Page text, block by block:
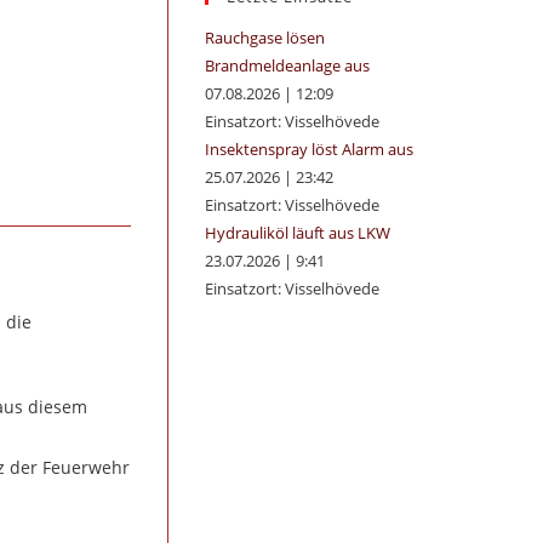
die
diesem
der Feuerwehr
Rauchgase lösen
Brandmeldeanlage aus
07.08.2026| 12:09
Einsatzort: Visselhövede
Insektenspray löst Alarm aus
25.07.2026| 23:42
Einsatzort: Visselhövede
Hydrauliköl läuft aus LKW
23.07.2026| 9:41
Einsatzort: Visselhövede